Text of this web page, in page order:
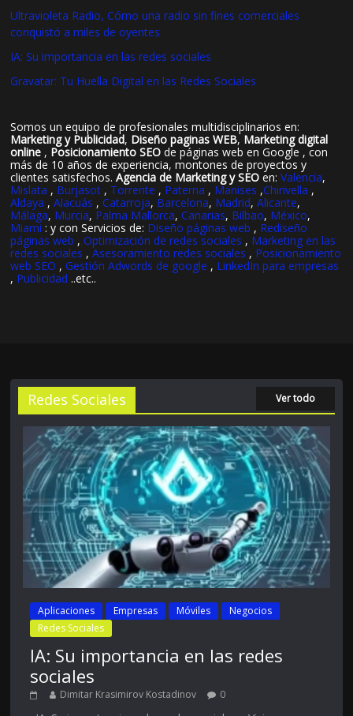
Ultravioleta Radio, Cómo una radio sin fines comerciales
conquistó a miles de oyentes
IA: Su importancia en las redes sociales
Gravatar: Tu Huella Digital en las Redes Sociales
Somos un equipo de profesionales multidisciplinarios en:
Marketing y Publicidad, Diseño paginas WEB, Marketing digital
online , Posicionamiento SEO de páginas web en Google , con
más de 10 años de experiencia, montones de proyectos y
clientes satisfechos.Agencia de Marketing y SEO en:Valencia,
Mislata , Burjasot , Torrente , Paterna , Manises ,Chirivella ,
Aldaya ,Alacuás ,Catarroja, Barcelona, Madrid,Alicante,
Málaga, Murcia, Palma Mallorca,Canarias, Bilbao, México,
Miami : y con Servicios de: Diseño páginas web , Rediseño
páginas web ,Optimización de redes sociales , Marketing en las
redes sociales ,Asesoramiento redes sociales , Posicionamiento
web SEO ,Gestión Adwords de google , LinkedIn para empresas
, Publicidad ..etc..
Redes Sociales Ver todo
Aplicaciones Empresas Móviles
Negocios
Redes Sociales
IA: Su importancia en las redes
sociales
Dimitar Krasimirov Kostadinov 0